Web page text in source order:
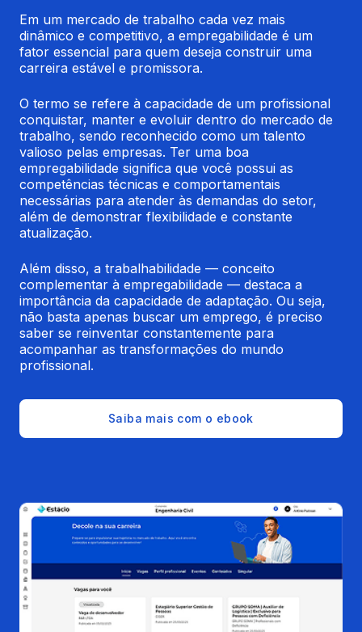
Em um mercado de trabalho cada vez mais
dinâmico e competitivo, a empregabilidade é um
fator essencial para quem deseja construir uma
carreira estável e promissora.
O termo se refere à capacidade de um profissional
conquistar, manter e evoluir dentro do mercado de
trabalho, sendo reconhecido como um talento
valioso pelas empresas. Ter uma boa
empregabilidade significa que você possui as
competências técnicas e comportamentais
necessárias para atender às demandas do setor,
além de demonstrar flexibilidade e constante
atualização.
Além disso, a trabalhabilidade — conceito
complementar à empregabilidade — destaca a
importância da capacidade de adaptação. Ou seja,
não basta apenas buscar um emprego, é preciso
saber se reinventar constantemente para
acompanhar as transformações do mundo
profissional.
Saiba mais com o ebook